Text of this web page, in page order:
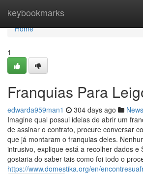
keybookmarks
Home
Home
1
Franquias Para
edwarda959man1 304 days ago News
Imagine qual possui ideias de abrir um
de assinar o contrato, procure conversar
que já montaram o franquias deles.
intrusivo, explique está a recolher dados e
gostaria do saber tais como foi todo o
https://www.domestika.org/en/